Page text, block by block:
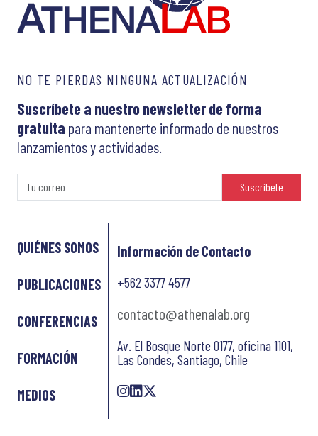
NO TE PIERDAS NINGUNA ACTUALIZACIÓN
Suscríbete a nuestro newsletter de forma
gratuita para mantenerte informado de nuestros
lanzamientos y actividades.
Suscríbete
QUIÉNES SOMOS
PUBLICACIONES
CONFERENCIAS
FORMACIÓN
MEDIOS
Información de Contacto
+562 3377 4577
contacto@athenalab.org
Av. El Bosque Norte 0177, oficina 1101,
Las Condes, Santiago, Chile